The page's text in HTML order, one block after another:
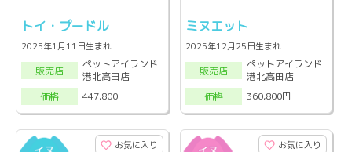
トイ・プードル
2025年1月11日生まれ
販売店
ペットアイランド
港北高田店
価格
447,800
ミヌエット
2025年12月25日生まれ
販売店
ペットアイランド
港北高田店
価格
360,800円
お気に入り お気に入り